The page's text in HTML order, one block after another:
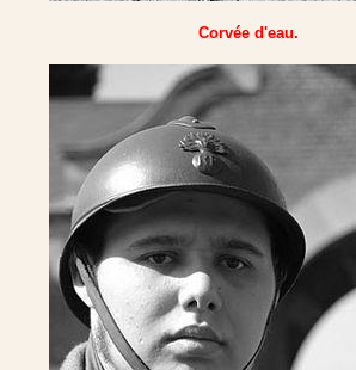
Corvée d'eau.